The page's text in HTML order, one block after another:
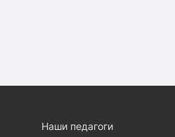
Наши педагоги